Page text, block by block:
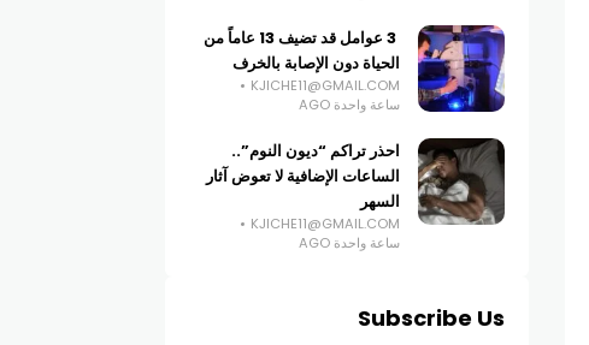
3 عوامل قد تضيف 13 عاماً من
الحياة دون الإصابة بالخرف
KJICHE11@GMAIL.COM
ساعة واحدة AGO
احذر تراكم “ديون النوم”..
الساعات الإضافية لا تعوض آثار
السهر
KJICHE11@GMAIL.COM
ساعة واحدة AGO
Subscribe Us